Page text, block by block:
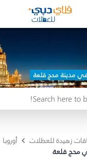
مدينة محج قلعة
زهيدة للعطلات أوروبا
محج قلعة